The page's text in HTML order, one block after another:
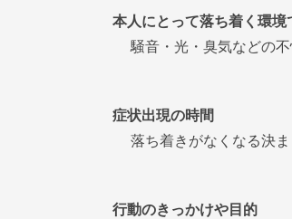
本人にとって落ち着く環境
騒音・光・臭気などの
症状出現の時間
落ち着きがなくなる決
行動のきっかけや目的